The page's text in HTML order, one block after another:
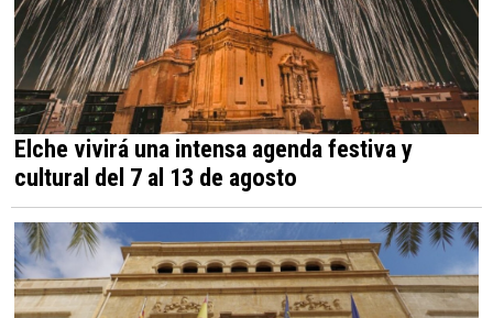
Elche vivirá una intensa agenda festiva y
cultural del 7 al 13 de agosto